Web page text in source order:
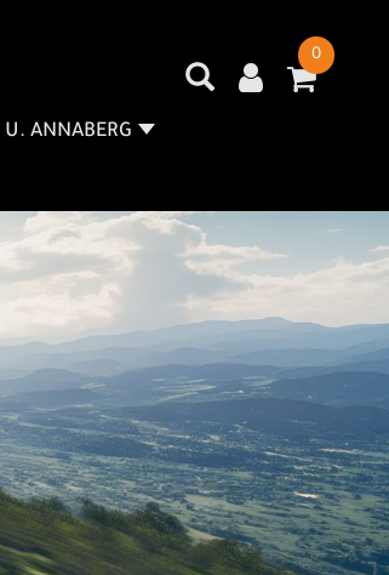
0
ANNABERG